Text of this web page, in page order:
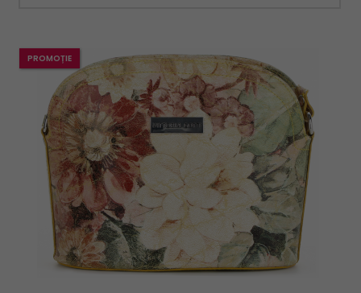
M XL
Șterge filtru mai mult
PROMOȚIE